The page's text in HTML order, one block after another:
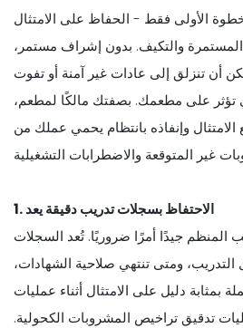
الأولى فقط - الحفاظ على الامتثال
والتكيف. بدون إشراف مستمر،
أن تنزلق إلى عادات غير آمنة أو تفوت
تؤثر على مطعمك. بصفتك مالكًا لمطعم،
الامتثال وإنفاذه بانتظام يحمي عملك من
1. الاحتفاظ بسجلات تدريب دقيقة يعد
المنظم جيدًا أمرًا ضروريًا. تُعد السجلات
التدريب، ومتى تنتهي صلاحية الشهادات،
بمثابة دليل على الامتثال أثناء عمليات
تدقيق تراخيص المشروبات الكحولية.